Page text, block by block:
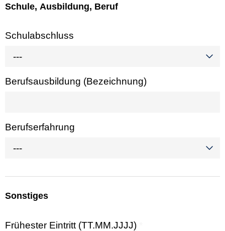
Schule, Ausbildung, Beruf
Schulabschluss
---
Berufsausbildung (Bezeichnung)
Berufserfahrung
---
Sonstiges
Frühester Eintritt (TT.MM.JJJJ)